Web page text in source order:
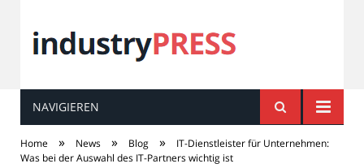
industryPRESS
NAVIGIEREN
Home » News » Blog »
IT-Dienstleister für Unternehmen:
Was bei der Auswahl des IT-Partners wichtig ist